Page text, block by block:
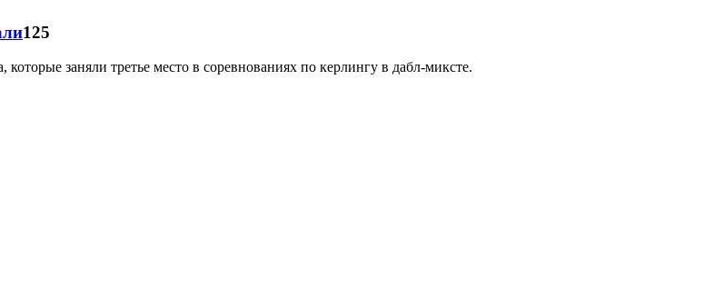
125
заняли третье место в соревнованиях по керлингу в дабл-миксте.